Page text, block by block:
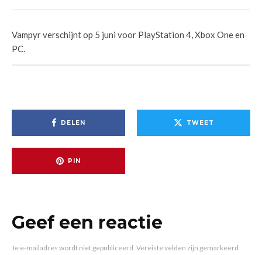
Vampyr verschijnt op 5 juni voor PlayStation 4, Xbox One en
PC.
DELEN TWEET
PIN
Geef een reactie
Je e-mailadres wordt niet gepubliceerd. Vereiste velden zijn gemarkeerd